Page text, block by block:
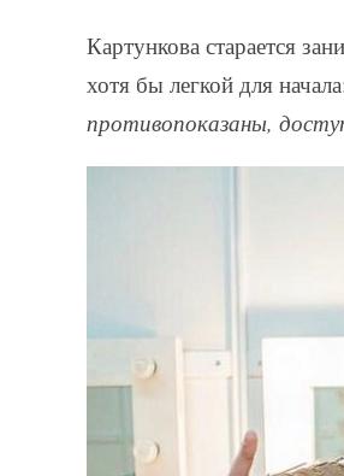
Картункова старается
хотя бы легкой для
противопоказаны,